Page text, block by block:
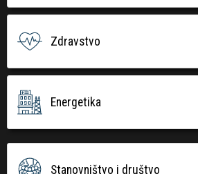
Zdravstvo
Energetika
Stanovništvo i društvo